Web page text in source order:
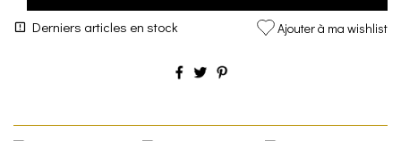
Derniers articles en stock Ajouter à ma wishlist